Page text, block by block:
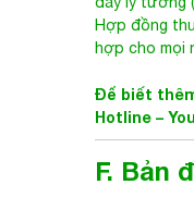
Hợp đồng
hợp cho mọi
Hotline –
F. Bản